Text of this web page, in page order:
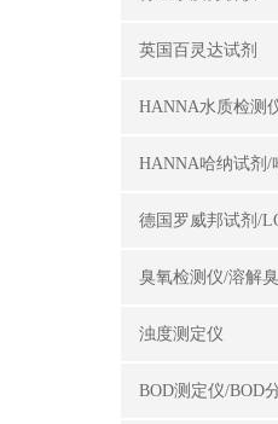
英国百灵达试剂
HANNA水质检测
HANNA哈纳试剂/
臭氧检测仪/溶解
浊度测定仪